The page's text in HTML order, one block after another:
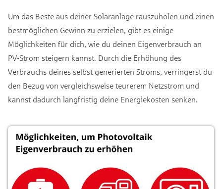
Um das Beste aus deiner Solaranlage rauszuholen und einen
bestmöglichen Gewinn zu erzielen, gibt es einige
Möglichkeiten für dich, wie du deinen Eigenverbrauch an
PV-Strom steigern kannst. Durch die Erhöhung des
Verbrauchs deines selbst generierten Stroms, verringerst du
den Bezug von vergleichsweise teurerem Netzstrom und
kannst dadurch langfristig deine Energiekosten senken.